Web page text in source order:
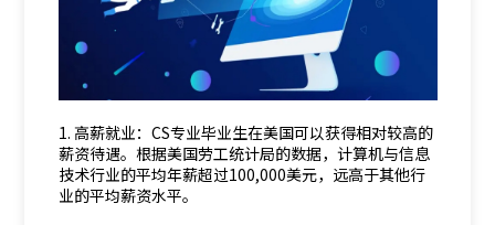
1. 高薪就业：CS专业毕业生在美国可以获得相对较高的
薪资待遇。根据美国劳工统计局的数据，计算机与信息
技术行业的平均年薪超过100,000美元，远高于其他行
业的平均薪资水平。